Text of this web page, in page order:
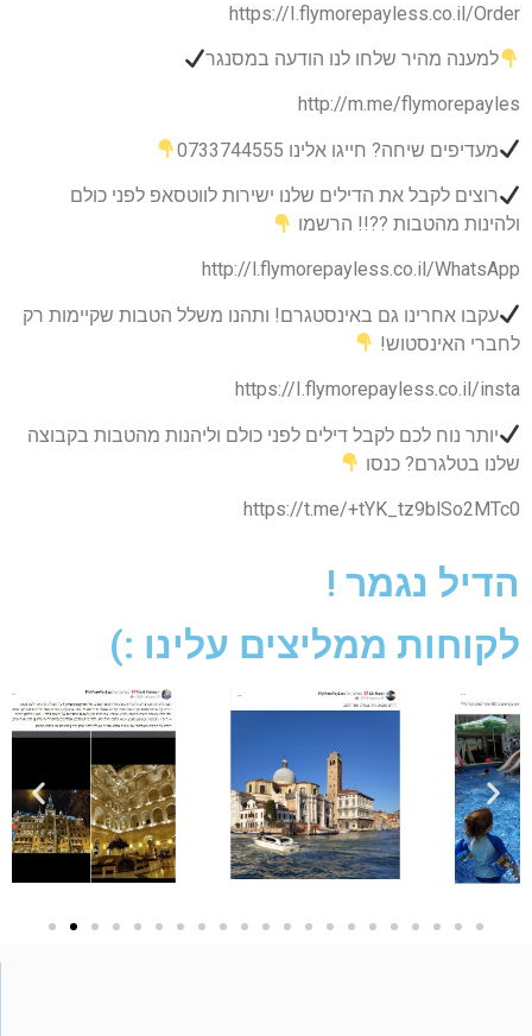
https://I.flymorepayless.co.il/Order
למענה מהיר שלחו לנו הודעה במסנגר
http://m.me/flymorepayles
מעדיפים שיחה? חייגו אלינו 0733744555
רוצים לקבל את הדילים שלנו ישירות לווטסאפ לפני כולם
ולהינות מהטבות ??!! הרשמו
http://l.flymorepayless.co.il/WhatsApp
עקבו אחרינו גם באינסטגרם! ותהנו משלל הטבות שקיימות רק
לחברי האינסטוש!
https://I.flymorepayless.co.il/insta
יותר נוח לכם לקבל דילים לפני כולם וליהנות מהטבות בקבוצה
שלנו בטלגרם? כנסו
https://t.me/+tYK_tz9blSo2MTc0
הדיל נגמר !
לקוחות ממליצים עלינו :)